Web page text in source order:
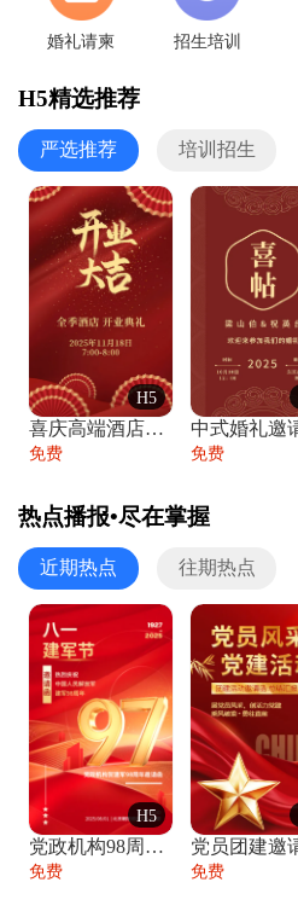
婚礼请柬 招生培训
H5精选推荐
严选推荐 培训招生
H5
喜庆高端酒店开业大吉邀请函
免费 免费
热点播报•尽在掌握
近期热点 往期热点
H5
党政机构98周年八一建军节庆祝晚会活动邀
免费 免费